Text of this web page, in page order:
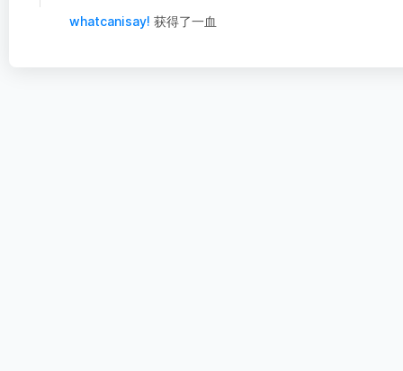
whatcanisay! 获得了一血